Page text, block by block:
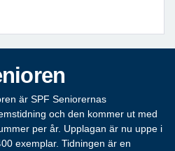
är SPF Seniorernas
och den kommer ut med
per år. Upplagan är nu uppe i
exemplar. Tidningen är en